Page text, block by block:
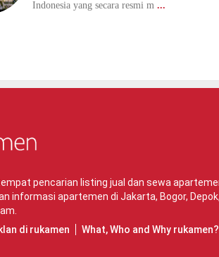
Indonesia yang secara resmi m ...
pencarian listing jual dan sewa
informasi apartemen di Jakarta, Bogor, Depok,
di rukamen
What, Who and Why rukamen?